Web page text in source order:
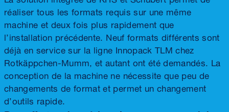
réaliser tous les formats requis sur une même
machine et deux fois plus rapidement que
l’installation précédente. Neuf formats différents sont
déjà en service sur la ligne Innopack TLM chez
Rotkäppchen-Mumm, et autant ont été demandés. La
conception de la machine ne nécessite que peu de
changements de format et permet un changement
d’outils rapide.